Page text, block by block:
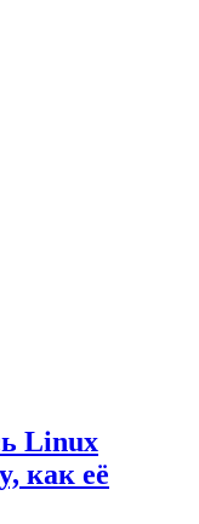
Linux
как её